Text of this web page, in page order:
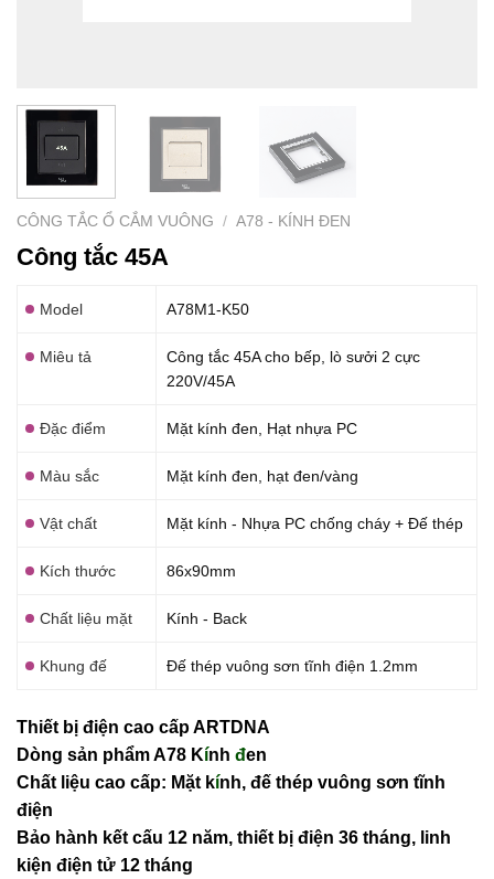
CÔNG TẮC Ổ CẮM VUÔNG / A78 - KÍNH ĐEN
Công tắc 45A
Model A78M1-K50
Miêu tả
Công tắc 45A cho bếp, lò sưởi 2 cực
220V/45A
Đặc điểm Mặt kính đen, Hạt nhựa PC
Màu sắc Mặt kính đen, hạt đen/vàng
Vật chất Mặt kính - Nhựa PC chống cháy + Đế thép
Kích thước 86x90mm
Chất liệu mặt Kính - Back
Khung đế Đế thép vuông sơn tĩnh điện 1.2mm
Thiết bị điện cao cấp ARTDNA
Dòng sản phẩm A78 Kính đen
Chất liệu cao cấp: Mặt kính, đế thép vuông sơn tĩnh
điện
Bảo hành kết cấu 12 năm, thiết bị điện 36 tháng, linh
kiện điện tử 12 tháng